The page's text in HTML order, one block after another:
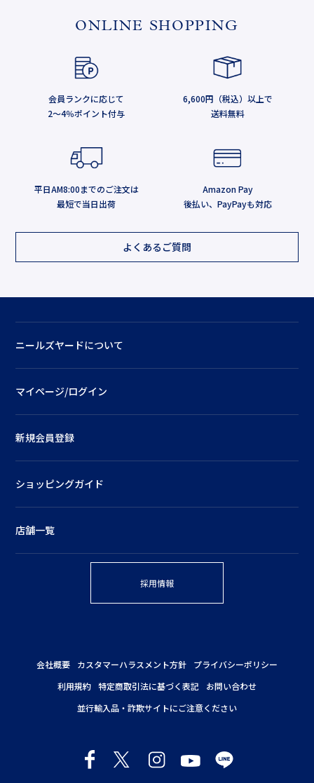
ONLINE SHOPPING
会員ランクに応じて
2～4％ポイント付与
6,600円（税込）以上で
送料無料
平日AM8:00までのご注文は
最短で当日出荷
Amazon Pay
後払い、PayPayも対応
よくあるご質問
ニールズヤードについて
マイページ/ログイン
新規会員登録
ショッピングガイド
店舗一覧
採用情報
会社概要 カスタマーハラスメント方針
プライバシーポリシー
利用規約 特定商取引法に基づく表記
お問い合わせ
並行輸入品・詐欺サイトにご注意ください